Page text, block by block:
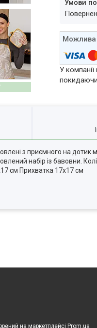
У
з приємного на
набір із бавовни.
см Прихватка 17x17 см
на маркетплейсі Prom.ua